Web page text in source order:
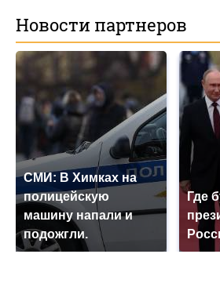
Новости партнеров
СМИ: В Химках на
полицейскую
машину напали и
подожгли.
Где